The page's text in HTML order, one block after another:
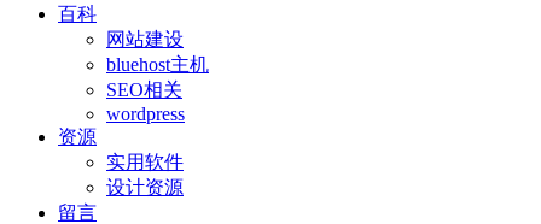
百科
网站建设
bluehost主机
SEO相关
wordpress
资源
实用软件
设计资源
留言